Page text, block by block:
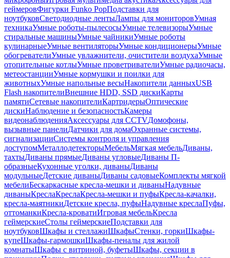
геймеровФигурки Funko PopПодставки для
ноутбуковСветодиодные лентыЛампы для мониторовУмная
техникаУмные роботы-пылесосыУмные телевизорыУмные
стиральные машиныУмные чайникиУмные роботы
кулинарныеУмные вентиляторыУмные кондиционерыУмные
обогревателиУмные увлажнители, очистители воздухаУмные
отопительные котлыУмные проветривателиУмные радиочасы,
метеостанцииУмные кормушки и поилки для
животныхУмные напольные весыНакопители данныхUSB
Flash накопителиВнешние HDD, SSD дискиКарты
памятиСетевые накопителиКартридерыОптические
дискиНаблюдение и безопасностьКамеры
видеонаблюденияАксессуары для CCTVДомофоны,
вызывные панелиДатчики для домаОхранные системы,
сигнализацииСистемы контроля и управления
доступомМеталлодетекторыМебельМягкая мебельДиваны,
тахтыДиваны прямыеДиваны угловыеДиваны П-
образныеКухонные уголки, диваныДиваны
модульныеДетские диваныДиваны садовыеКомплекты мягкой
мебелиБескаркасные кресла-мешки и диваныНадувные
диваныКреслаКреслаКресла-мешки и пуфыКресла-качалки,
кресла-маятникиДетские кресла, пуфыНадувные креслаПуфы,
оттоманкиКресла-кроватиИгровая мебельКресла
геймерскиеСтолы геймерскиеПодставки для
ноутбуковШкафы и стеллажиШкафыСтенки, горкиШкафы-
купеШкафы-гармошкиШкафы-пеналы для жилой
комнатыШкафы с витриной, буфетыШкафы, секции в